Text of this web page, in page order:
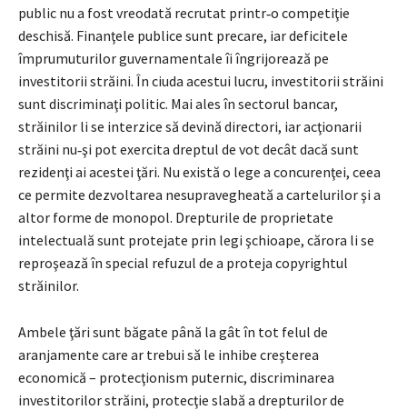
public nu a fost vreodată recrutat printr‑o competiţie
deschisă. Finanţele publice sunt precare, iar deficitele
împrumuturilor guvernamentale îi îngrijo­rează pe
investitorii străini. În ciuda acestui lucru, investitorii străini
sunt discrimi­naţi politic. Mai ales în sectorul bancar,
străinilor li se interzice să devină directori, iar acţionarii
străini nu‑şi pot exercita dreptul de vot decât dacă sunt
rezidenţi ai acestei ţări. Nu există o lege a concurenţei, ceea
ce permite dezvoltarea nesupravegheată a cartelurilor şi a
altor forme de mono­pol. Drepturile de proprietate
intelectuală sunt protejate prin legi şchioape, cărora li se
repro­şează în special refuzul de a proteja copyrightul
străinilor.
Ambele ţări sunt băgate până la gât în tot felul de
aranjamente care ar trebui să le inhibe creşterea
economică – protecţionism puternic, discrimi­narea
investitorilor străini, protecţie slabă a drepturilor de